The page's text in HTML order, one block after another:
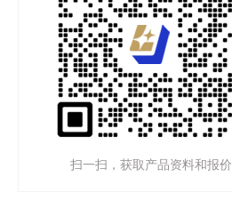
扫一扫，获取产品资料和报价